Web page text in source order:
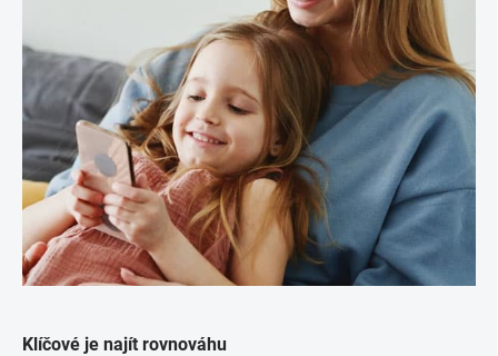
Klíčové je najít rovnováhu